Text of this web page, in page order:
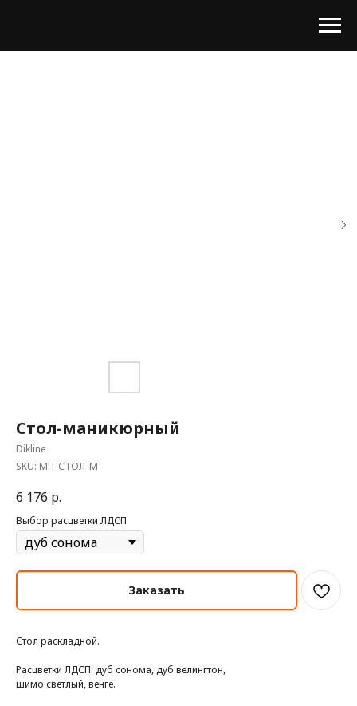
Стол-маникюрный
Dikline
SKU: МП_СТОЛ_М
6 176 р.
Выбор расцветки ЛДСП
Заказать
Стол раскладной.
Расцветки ЛДСП: дуб сонома, дуб велингтон,
шимо светлый, венге.